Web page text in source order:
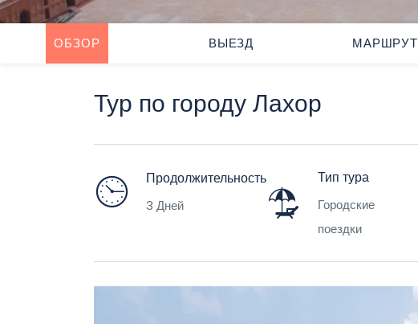
ОБЗОР ВЫЕЗД МАРШРУТ
Тур по городу Лахор
Продолжительность
3 Дней
Тип тура
Городские
поездки